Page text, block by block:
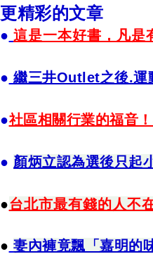
更精彩的文章
● 這是一本好書，凡是
● 繼三井Outlet之後.
●社區相關行業的福音
● 顏炳立認為選後只
●台北市最有錢的人不
● 妻內褲竟飄「嘉明的